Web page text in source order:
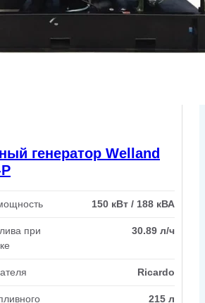
генератор Welland
150 кВт / 188 кВА
при
30.89 л/ч
Ricardo
215 л